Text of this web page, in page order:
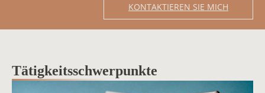
KONTAKTIEREN SIE MICH
Tätigkeitsschwerpunkte